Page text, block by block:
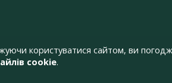
користуватися сайтом, ви
cookie.